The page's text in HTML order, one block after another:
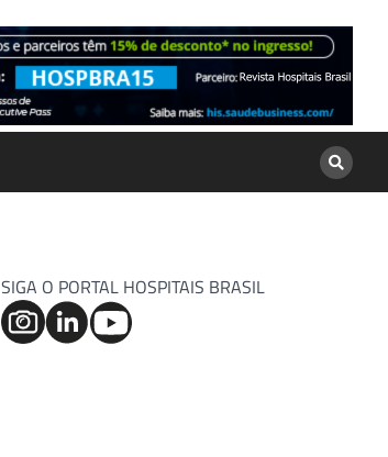
SIGA O PORTAL HOSPITAIS BRASIL